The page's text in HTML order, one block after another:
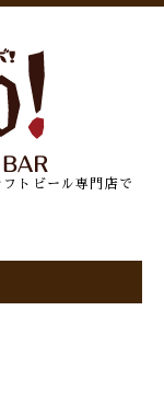
トビール専門店で